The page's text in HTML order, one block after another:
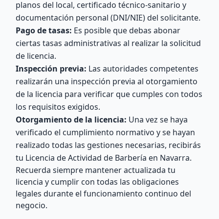
planos del local, certificado técnico-sanitario y
documentación personal (DNI/NIE) del solicitante.
Pago de tasas: Es posible que debas abonar
ciertas tasas administrativas al realizar la solicitud
de licencia.
Inspección previa: Las autoridades competentes
realizarán una inspección previa al otorgamiento
de la licencia para verificar que cumples con todos
los requisitos exigidos.
Otorgamiento de la licencia: Una vez se haya
verificado el cumplimiento normativo y se hayan
realizado todas las gestiones necesarias, recibirás
tu Licencia de Actividad de Barbería en Navarra.
Recuerda siempre mantener actualizada tu
licencia y cumplir con todas las obligaciones
legales durante el funcionamiento continuo del
negocio.